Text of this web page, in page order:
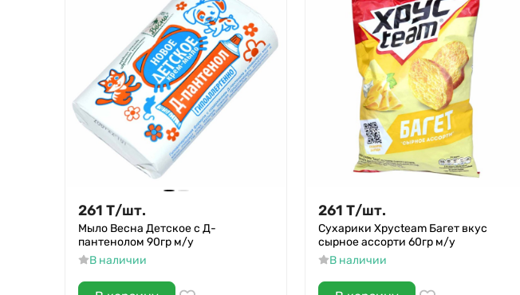
261 Т/шт.
Мыло Весна Детское с Д-
пантенолом 90гр м/у
В наличии
261 Т/шт.
Сухарики Хрусteam Багет вкус
сырное ассорти 60гр м/у
В наличии